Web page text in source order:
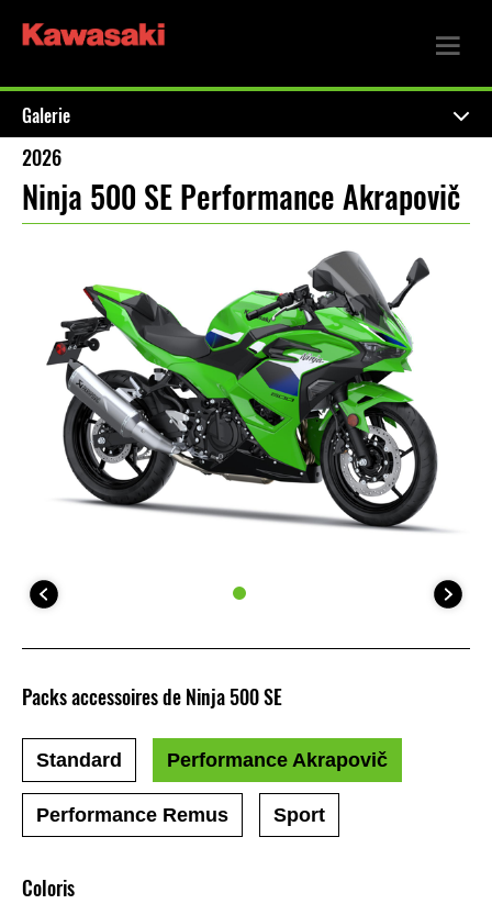
Galerie
2026
Ninja 500 SE Performance Akrapovič
Coloris
Packs accessoires de Ninja 500 SE
Standard Performance Akrapovič
Performance Remus Sport